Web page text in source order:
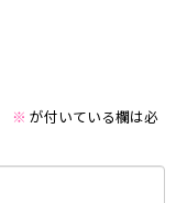
※ が付いている欄は必